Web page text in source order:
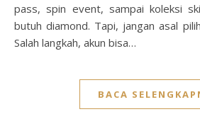
pass, spin event, sampai koleksi
butuh diamond. Tapi, jangan asal
Salah langkah, akun bisa…
BACA